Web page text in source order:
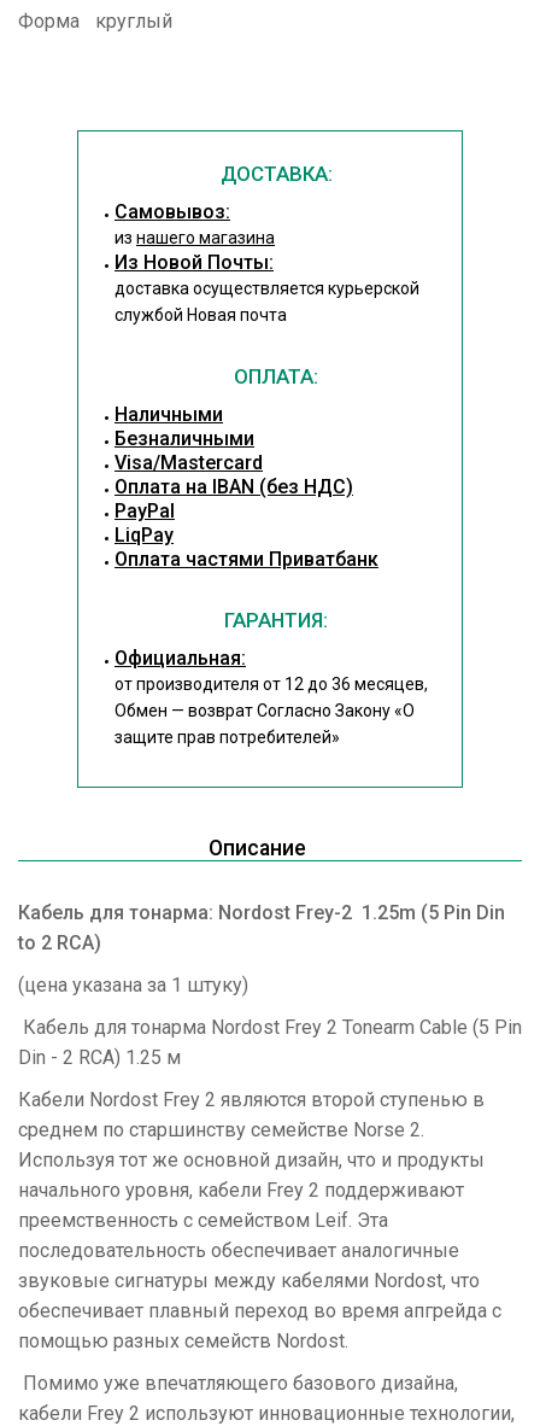
Форма
круглый
ДОСТАВКА:
Cамовывоз:
из нашего магазина
Из Новой Почты:
доставка осуществляется курьерской
службой Новая почта
ОПЛАТА:
Наличными
Безналичными
Visa/Mastercard
Оплата на IBAN (без НДС)
PayPal
LiqPay
Оплата частями Приватбанк
ГАРАНТИЯ:
Официальная:
от производителя от 12 до 36 месяцев,
Обмен — возврат Согласно Закону«О
защите прав потребителей»
Описание
Кабель для тонарма: Nordost Frey-2 1.25m (5 Pin Din
to 2 RCA)
(цена указана за 1 штуку)
Кабель для тонарма Nordost Frey 2 Tonearm Cable (5 Pin
Din - 2 RCA) 1.25 м
Кабели Nordost Frey 2 являются второй ступенью в
среднем по старшинству семействе Norse 2.
Используя тот же основной дизайн, что и продукты
начального уровня, кабели Frey 2 поддерживают
преемственность с семейством Leif. Эта
последовательность обеспечивает аналогичные
звуковые сигнатуры между кабелями Nordost, что
обеспечивает плавный переход во время апгрейда с
помощью разных семейств Nordost.
Помимо уже впечатляющего базового дизайна,
кабели Frey 2 используют инновационные технологии,